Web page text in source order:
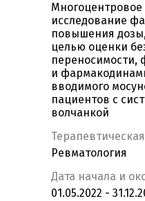
Многоцентровое
исследование
повышения
целью оценки
переносимости,
и
вводимого
пациентов с
волчанкой
Ревматология
Дата начала и
01.05.2022 -